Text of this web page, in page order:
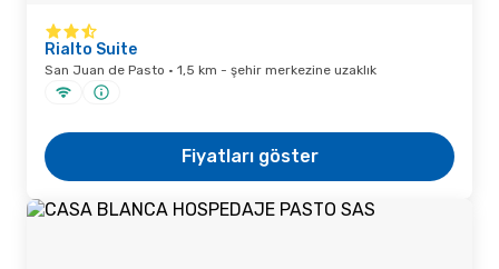
Rialto Suite
San Juan de Pasto · 1,5 km - şehir merkezine uzaklık
Fiyatları göster